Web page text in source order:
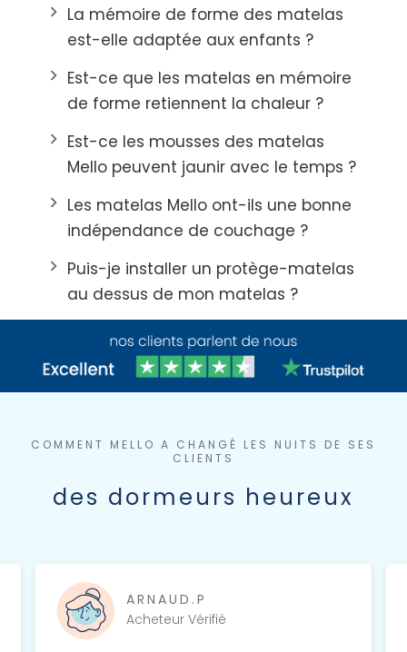
keyboard_arrow_right La mémoire de forme des matelas
est-elle adaptée aux enfants ?
keyboard_arrow_right Est-ce que les matelas en mémoire
de forme retiennent la chaleur ?
keyboard_arrow_right Est-ce les mousses des matelas
Mello peuvent jaunir avec le temps ?
keyboard_arrow_right Les matelas Mello ont-ils une bonne
indépendance de couchage ?
keyboard_arrow_right Puis-je installer un protège-matelas
au dessus de mon matelas ?
COMMENT MELLO A CHANGÉ LES NUITS DE SES
CLIENTS
des dormeurs heureux
ARNAUD.P
Acheteur Vérifié